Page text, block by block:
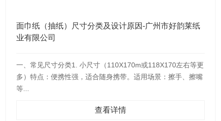
面巾纸（抽纸）尺寸分类及设计原因-广州市好韵莱纸
业有限公司
一、常见尺寸分类1. 小尺寸（110X170m或118X170左右等更
多）特点：便携性强，适合随身携带。适用场景：擦手、擦嘴
等...
查看详情